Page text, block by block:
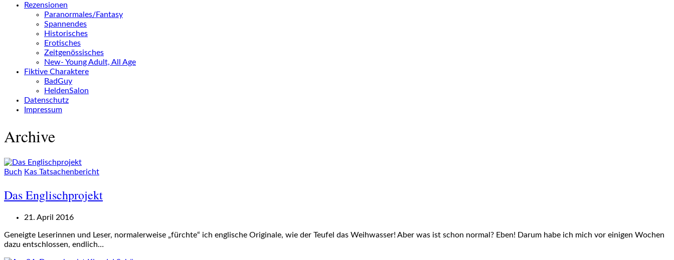
Rezensionen
Paranormales/Fantasy
Spannendes
Historisches
Erotisches
Zeitgenössisches
New- Young Adult, All Age
Fiktive Charaktere
BadGuy
HeldenSalon
Datenschutz
Impressum
Archive
Buch Kas Tatsachenbericht
Das Englischprojekt
21. April 2016
Geneigte Leserinnen und Leser, normalerweise „fürchte“ ich englische Originale, wie der Teufel das Weihwasser! Aber was ist schon normal? Eben! Darum habe ich mich vor einigen Wochen
dazu entschlossen, endlich…